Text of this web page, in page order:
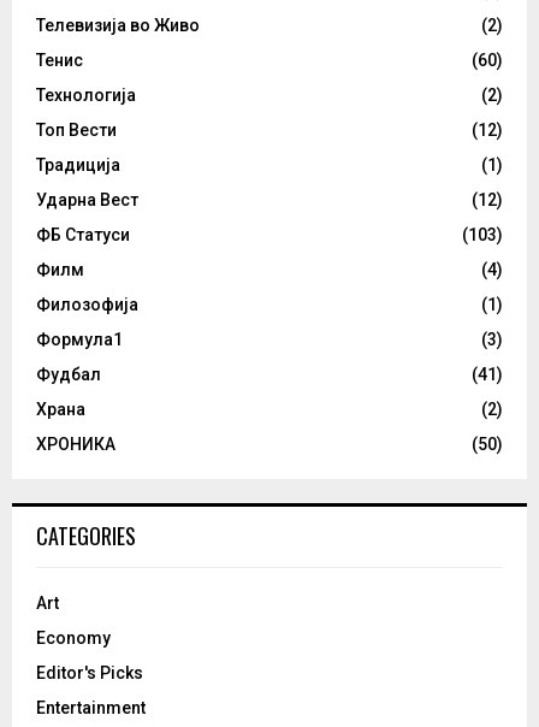
Телевизија во Живо
(2)
Тенис
(60)
Технологија
(2)
Топ Вести
(12)
Традиција
(1)
Ударна Вест
(12)
ФБ Статуси
(103)
Филм
(4)
Филозофија
(1)
Формула1
(3)
Фудбал
(41)
Храна
(2)
ХРОНИКА
(50)
CATEGORIES
Art
Economy
Editor's Picks
Entertainment